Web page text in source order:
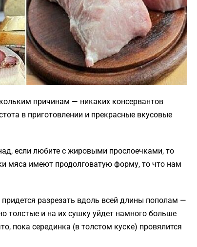
причинам — никаких консервантов
в приготовлении и прекрасные вкусовые
если любите с жировыми прослоечками, то
мяса имеют продолговатую форму, то что нам
разрезать вдоль всей длины пополам —
толстые и на их сушку уйдет намного больше
пока серединка (в толстом куске) провялится